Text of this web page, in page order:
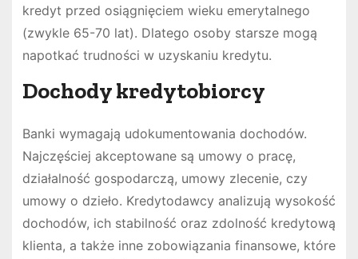
kredyt przed osiągnięciem wieku emerytalnego
(zwykle 65-70 lat). Dlatego osoby starsze mogą
napotkać trudności w uzyskaniu kredytu.
Dochody kredytobiorcy
Banki wymagają udokumentowania dochodów.
Najczęściej akceptowane są umowy o pracę,
działalność gospodarczą, umowy zlecenie, czy
umowy o dzieło. Kredytodawcy analizują wysokość
dochodów, ich stabilność oraz zdolność kredytową
klienta, a także inne zobowiązania finansowe, które